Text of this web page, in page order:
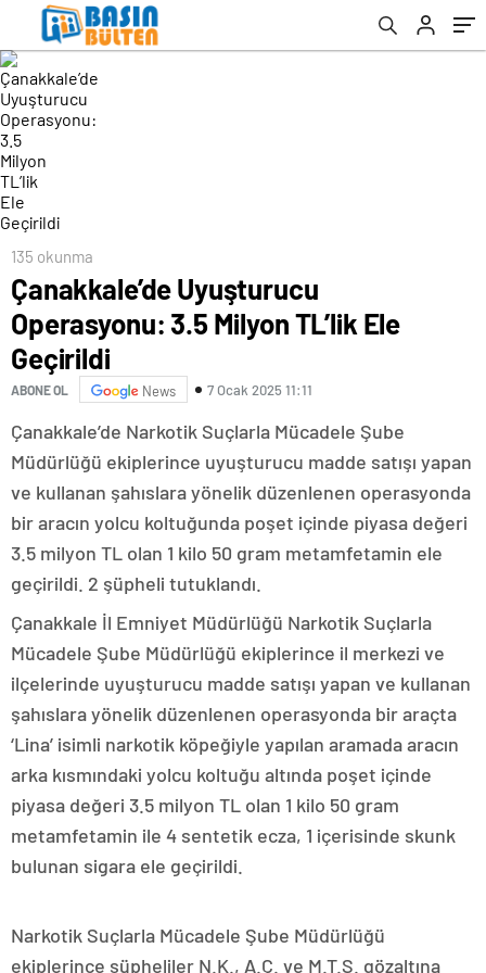
135 okunma
Çanakkale’de Uyuşturucu
Operasyonu: 3.5 Milyon TL’lik Ele
Geçirildi
ABONE OL News 7 Ocak 2025 11:11
Çanakkale’de Narkotik Suçlarla Mücadele Şube
Müdürlüğü ekiplerince uyuşturucu madde satışı yapan
ve kullanan şahıslara yönelik düzenlenen operasyonda
bir aracın yolcu koltuğunda poşet içinde piyasa değeri
3.5 milyon TL olan 1 kilo 50 gram metamfetamin ele
geçirildi. 2 şüpheli tutuklandı.
Çanakkale İl Emniyet Müdürlüğü Narkotik Suçlarla
Mücadele Şube Müdürlüğü ekiplerince il merkezi ve
ilçelerinde uyuşturucu madde satışı yapan ve kullanan
şahıslara yönelik düzenlenen operasyonda bir araçta
‘Lina’ isimli narkotik köpeğiyle yapılan aramada aracın
arka kısmındaki yolcu koltuğu altında poşet içinde
piyasa değeri 3.5 milyon TL olan 1 kilo 50 gram
metamfetamin ile 4 sentetik ecza, 1 içerisinde skunk
bulunan sigara ele geçirildi.
Narkotik Suçlarla Mücadele Şube Müdürlüğü
ekiplerince şüpheliler N.K., A.Ç. ve M.T.S. gözaltına